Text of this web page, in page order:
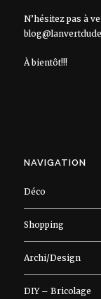
N’hésitez pas à
À bientôt!!!
NAVIGATION
Déco
Shopping
Archi/Design
DIY – Bricolage